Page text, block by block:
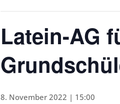
Latein-AG
8. November 2022 | 15:00